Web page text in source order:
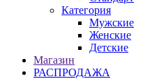
Категория
Мужские
Женские
Детские
Магазин
РАСПРОДАЖА